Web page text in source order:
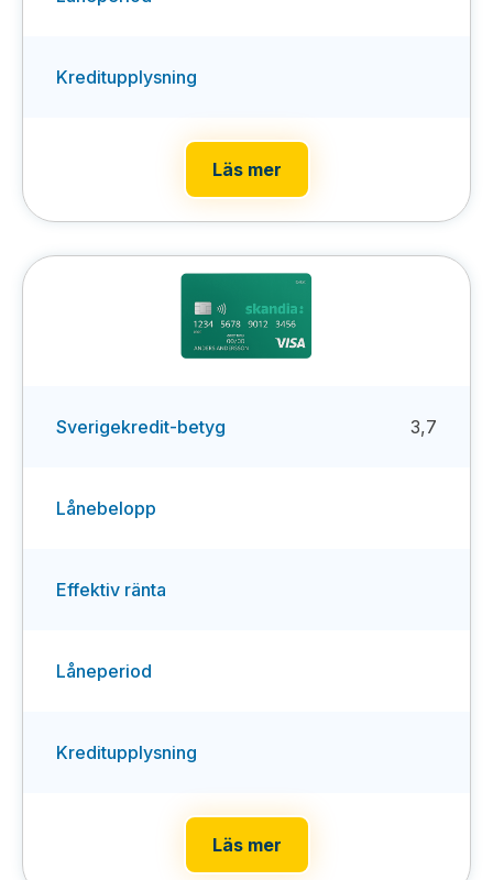
Kreditupplysning
Läs mer
Sverigekredit-betyg 3,7
Lånebelopp
Effektiv ränta
Låneperiod
Kreditupplysning
Läs mer